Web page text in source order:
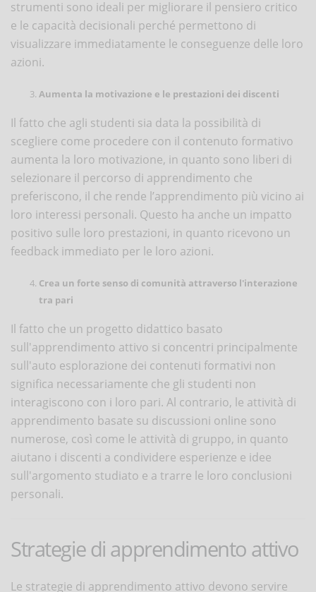
strumenti sono ideali per migliorare il pensiero critico
e le capacità decisionali perché permettono di
visualizzare immediatamente le conseguenze delle loro
azioni.
Aumenta la motivazione e le prestazioni dei discenti
Il fatto che agli studenti sia data la possibilità di
scegliere come procedere con il contenuto formativo
aumenta la loro motivazione, in quanto sono liberi di
selezionare il percorso di apprendimento che
preferiscono, il che rende l’apprendimento più vicino ai
loro interessi personali. Questo ha anche un impatto
positivo sulle loro prestazioni, in quanto ricevono un
feedback immediato per le loro azioni.
Crea un forte senso di comunità attraverso l'interazione
tra pari
Il fatto che un progetto didattico basato
sull'apprendimento attivo si concentri principalmente
sull'auto esplorazione dei contenuti formativi non
significa necessariamente che gli studenti non
interagiscono con i loro pari. Al contrario, le attività di
apprendimento basate su discussioni online sono
numerose, così come le attività di gruppo, in quanto
aiutano i discenti a condividere esperienze e idee
sull'argomento studiato e a trarre le loro conclusioni
personali.
Strategie di apprendimento attivo
Le strategie di apprendimento attivo devono servire